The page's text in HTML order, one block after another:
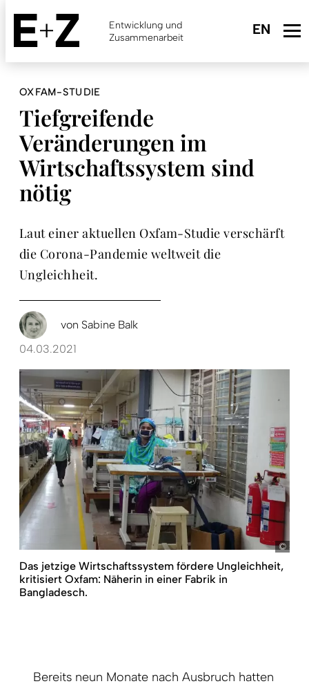
Skip
main
content
Entwicklung und
Zusammenarbeit
OXFAM-STUDIE
Tiefgreifende
Veränderungen im
Wirtschaftssystem sind
nötig
Laut einer aktuellen Oxfam-Studie verschärft
die Corona-Pandemie weltweit die
Ungleichheit.
von Sabine Balk
04.03.2021
sb
Das jetzige Wirtschaftssystem fördere Ungleichheit,
kritisiert Oxfam: Näherin in einer Fabrik in
Bangladesch.
Bereits neun Monate nach Ausbruch hatten